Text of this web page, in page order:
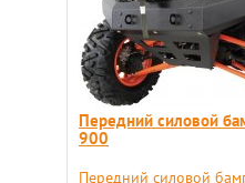
Передний силовой
900
Передний силовой